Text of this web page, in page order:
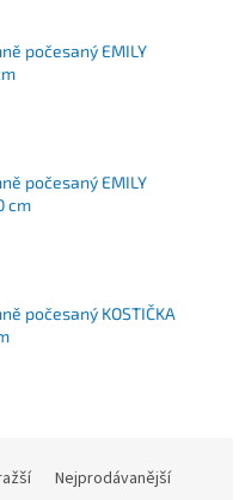
počesaný EMILY
počesaný EMILY
cm
počesaný KOSTIČKA
Nejprodávanější